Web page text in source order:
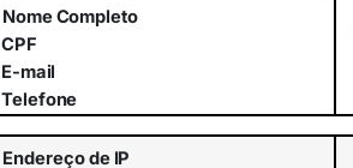
NomeCompleto
CPF
E-mail
Telefone
Endereçode IP